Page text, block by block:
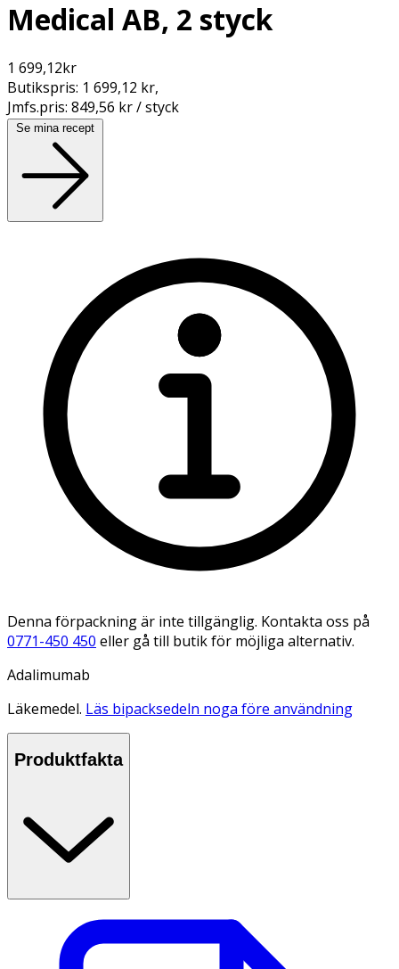
Medical AB, 2 styck
1 699,12kr
Butikspris: 1 699,12 kr,
Jmfs.pris: 849,56 kr / styck
Se mina recept
Denna förpackning är inte tillgänglig. Kontakta oss på
0771-450 450 eller gå till butik för möjliga alternativ.
Adalimumab
Läkemedel. Läs bipacksedeln noga före användning
Produktfakta